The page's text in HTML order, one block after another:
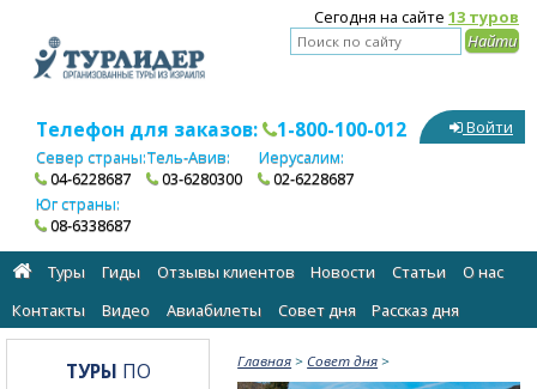
Сегодня на сайте 13 туров
Телефон для заказов: 1-800-100-012
Север страны:
04-6228687
Тель-Авив:
03-6280300
Иерусалим:
02-6228687
Юг страны:
08-6338687
Войти
Туры Гиды Отзывы клиентов Новости Статьи
О нас
Контакты
Видео Авиабилеты Cовет дня Рассказ дня
Главная > Cовет дня >
ТУРЫ ПО